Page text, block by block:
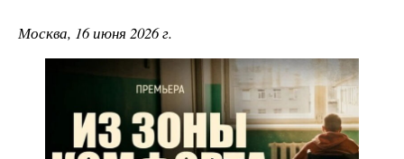
Москва, 16 июня 2026 г.